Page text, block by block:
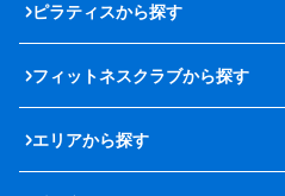
ピラティスから探す
フィットネスクラブから探す
エリアから探す